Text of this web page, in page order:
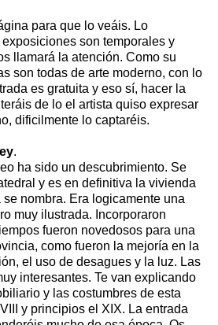
para que lo veáis. Lo
son temporales y
llamará la atención. Como su
son todas de arte moderno, con lo
es gratuita y eso sí, hacer la
de lo el artista quiso expresar
dificilmente lo captaréis.
.
ha sido un descubrimiento. Se
y es en definitiva la vivienda
nombra. Era logicamente una
muy ilustrada. Incorporaron
fueron novedosos para una
como fueron la mejoría en la
el uso de desagues y la luz. Las
interesantes. Te van explicando
y las costumbres de esta
y principios el XIX. La entrada